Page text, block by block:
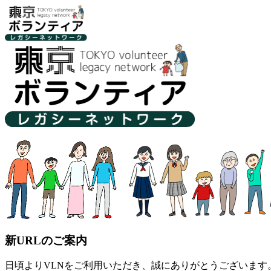
新URLのご案内
日頃よりVLNをご利用いただき、誠にありがとうございます